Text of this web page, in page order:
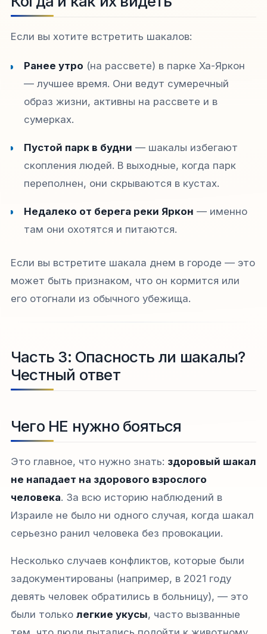
Если вы хотите встретить шакалов:
Ранее утро (на рассвете) в парке Ха-Яркон
— лучшее время. Они ведут сумеречный
образ жизни, активны на рассвете и в
сумерках.
Пустой парк в будни — шакалы избегают
скопления людей. В выходные, когда парк
переполнен, они скрываются в кустах.
Недалеко от берега реки Яркон — именно
там они охотятся и питаются.
Если вы встретите шакала днем в городе — это
может быть признаком, что он кормится или
его отогнали из обычного убежища.
Часть 3: Опасность ли шакалы?
Честный ответ
Чего НЕ нужно бояться
Это главное, что нужно знать: здоровый шакал
не нападает на здорового взрослого
человека. За всю историю наблюдений в
Израиле не было ни одного случая, когда шакал
серьезно ранил человека без провокации.
Несколько случаев конфликтов, которые были
задокументированы (например, в 2021 году
девять человек обратились в больницу), — это
были только легкие укусы, часто вызванные